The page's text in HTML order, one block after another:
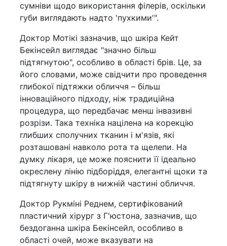
сумніви щодо використання філерів, оскільки
губи виглядають надто 'пухкими'".
Доктор Мотікі зазначив, що шкіра Кейт
Бекінсейл виглядає "значно більш
підтягнутою", особливо в області брів. Це, за
його словами, може свідчити про проведення
глибокої підтяжки обличчя – більш
інноваційного підходу, ніж традиційна
процедура, що передбачає менш інвазивні
розрізи. Така техніка націлена на корекцію
глибших сполучних тканин і м'язів, які
розташовані навколо рота та щелепи. На
думку лікаря, це може пояснити її ідеально
окреслену лінію підборіддя, елегантні щоки та
підтягнуту шкіру в нижній частині обличчя.
Доктор Рукміні Реднем, сертифікований
пластичний хірург з Г'юстона, зазначив, що
бездоганна шкіра Бекінсейл, особливо в
області очей, може вказувати на